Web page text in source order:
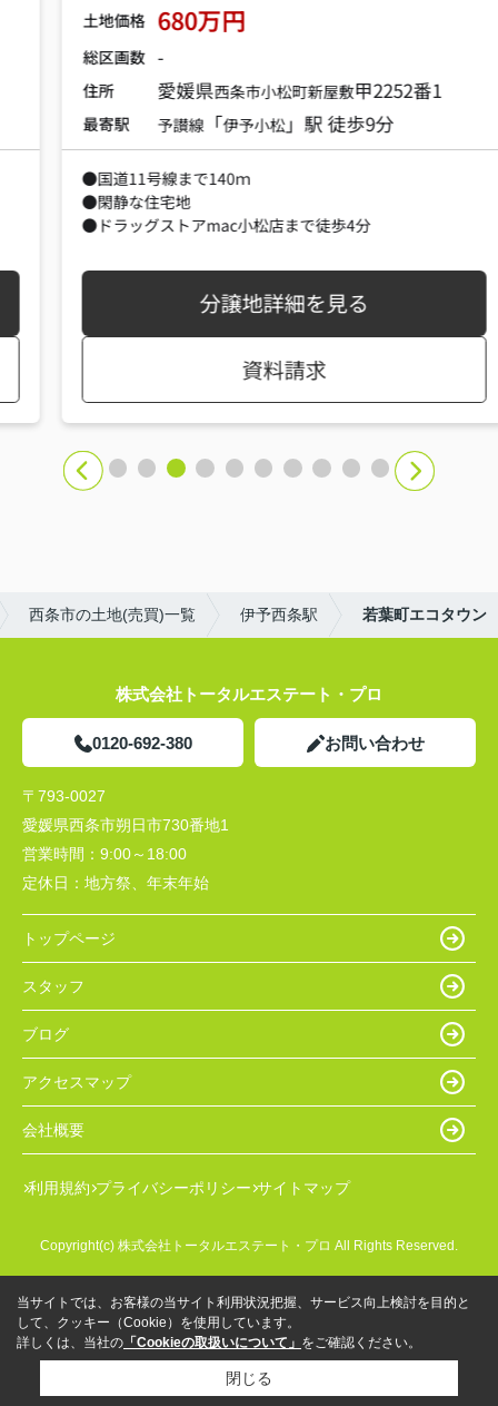
土地価格 680万円
総区画数 -
愛媛県西条市小松町新屋敷甲2252番1
最寄駅 予讃線「伊予小松」駅 徒歩9分
●国道11号線まで140ｍ
●閑静な住宅地
●ドラッグストアmac小松店まで徒歩4分
分譲地詳細を見る
資料請求
西条市の土地(売買)一覧 伊予西条駅 若葉町エコタウン
株式会社トータルエステート・プロ
0120-692-380 お問い合わせ
〒793-0027
愛媛県西条市朔日市730番地1
営業時間： 9:00～18:00
定休日： 地方祭、年末年始
トップページ
スタッフ
ブログ
アクセスマップ
会社概要
利用規約 プライバシーポリシー サイトマップ
Copyright(c) 株式会社トータルエステート・プロ All Rights Reserved.
当サイトでは、お客様の当サイト利用状況把握、サービス向上検討を目的と
して、クッキー（Cookie）を使用しています。
詳しくは、当社の 「Cookieの取扱いについて」 をご確認ください。
閉じる